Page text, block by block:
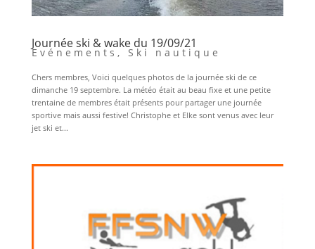
Journée ski & wake du 19/09/21
Evénements , Ski nautique
Chers membres, Voici quelques photos de la journée ski de ce
dimanche 19 septembre. La météo était au beau fixe et une petite
trentaine de membres était présents pour partager une journée
sportive mais aussi festive! Christophe et Elke sont venus avec leur
jet ski et...